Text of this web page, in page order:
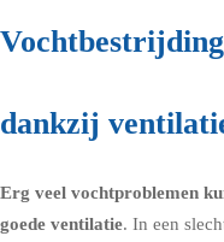
dankzij
Erg veel vochtproblemen
goede ventilatie. In een